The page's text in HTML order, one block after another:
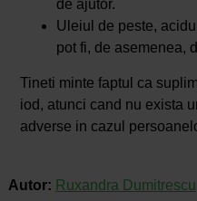
de ajutor.
Uleiul de peste,
pot fi, de asemenea,
Tineti minte faptul ca
iod, atunci cand nu exista
adverse in cazul
Autor: Ruxandra Dumitrescu